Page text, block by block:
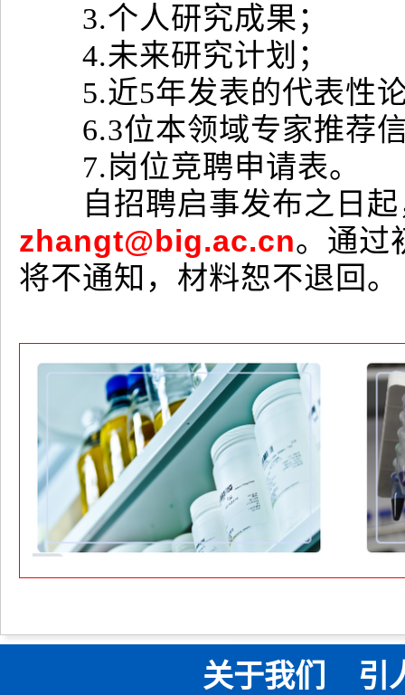
3.个人研究成果；
4.未来研究计划；
5.近5年发表的代表性
6.3位本领域专家推荐
7.岗位竞聘申请表。
自招聘启事发布之日起
zhangt@big.ac.cn。通过
将不通知，材料恕不退回。
关于我们 引